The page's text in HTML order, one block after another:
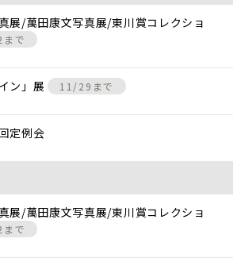
展/萬田康文写真展/東川賞コレクショ
で
ン」展 11/29まで
定例会
展/萬田康文写真展/東川賞コレクショ
で